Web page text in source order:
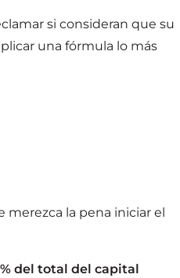
si consideran que su
una fórmula lo más
la pena iniciar el
del total del capital